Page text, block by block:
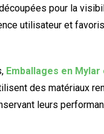
pour la
utilisateur et
Emballages en
des matériaux
leurs